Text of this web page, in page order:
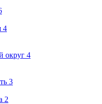
4
округ 4
3
2